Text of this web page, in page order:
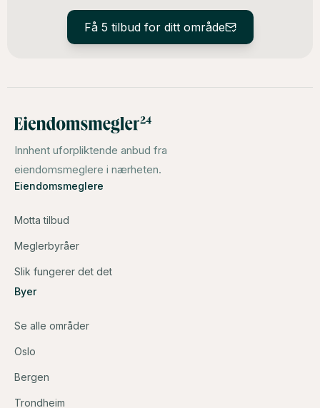
Få 5 tilbud for ditt område
Innhent uforpliktende anbud fra
eiendomsmeglere i nærheten.
Eiendomsmeglere
Motta tilbud
Meglerbyråer
Slik fungerer det det
Byer
Se alle områder
Oslo
Bergen
Trondheim